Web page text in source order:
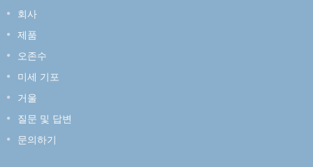
회사
제품
오존수
미세 기포
거울
질문 및 답변
문의하기